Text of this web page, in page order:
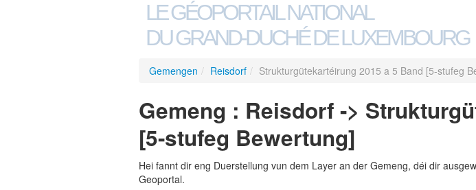
LE GÉOPORTAIL NATIONAL
DU GRAND-DUCHÉ DE LUXEMBOURG
Gemengen / Reisdorf / Strukturgütekartéirung 2015 a 5 Band [5-stufeg
Gemeng : Reisdorf ->
[5-stufeg Bewertung]
Hei fannt dir eng Duerstellung vun dem Layer an der Gemeng, déi dir
Geoportal.